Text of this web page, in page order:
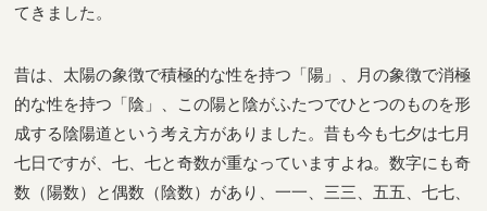
てきました。
昔は、太陽の象徴で積極的な性を持つ「陽」、月の象徴で消極
的な性を持つ「陰」、この陽と陰がふたつでひとつのものを形
成する陰陽道という考え方がありました。昔も今も七夕は七月
七日ですが、七、七と奇数が重なっていますよね。数字にも奇
数（陽数）と偶数（陰数）があり、一一、三三、五五、七七、